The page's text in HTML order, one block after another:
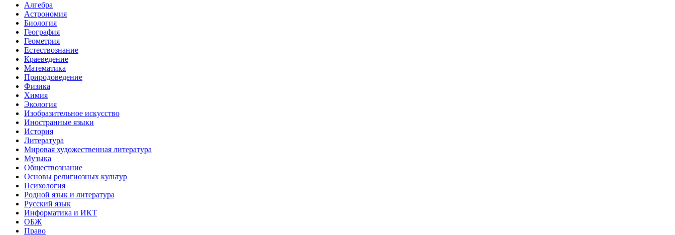
Алгебра
Астрономия
Биология
География
Геометрия
Естествознание
Краеведение
Математика
Природоведение
Физика
Химия
Экология
Изобразительное искусство
Иностранные языки
История
Литература
Мировая художественная литература
Музыка
Обществознание
Основы религиозных культур
Психология
Родной язык и литература
Русский язык
Информатика и ИКТ
ОБЖ
Право